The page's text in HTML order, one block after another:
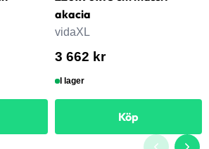
akacia
vidaXL
3 662 kr
I lager
Köp